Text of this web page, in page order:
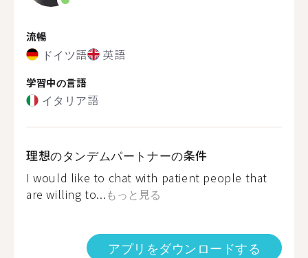
流暢
ドイツ語 英語
学習中の言語
イタリア語
理想のタンデムパートナーの条件
I would like to chat with patient people that
are willing to...もっと見る
アプリをダウンロードする